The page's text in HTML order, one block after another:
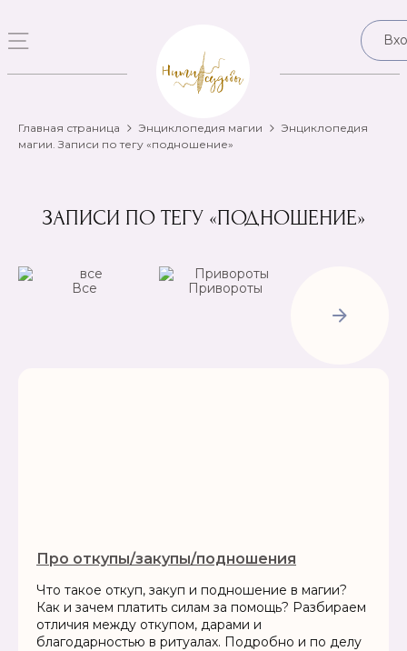
Главная страница Энциклопедия магии
Энциклопедия
магии. Записи по тегу «подношение»
ЗАПИСИ ПО ТЕГУ «ПОДНОШЕНИЕ»
Все
Привороты
Рассорки
Про откупы/закупы/подношения
Что такое откуп, закуп и подношение в магии?
Как и зачем платить силам за помощь? Разбираем
отличия между откупом, дарами и
благодарностью в ритуалах. Подробно и по делу